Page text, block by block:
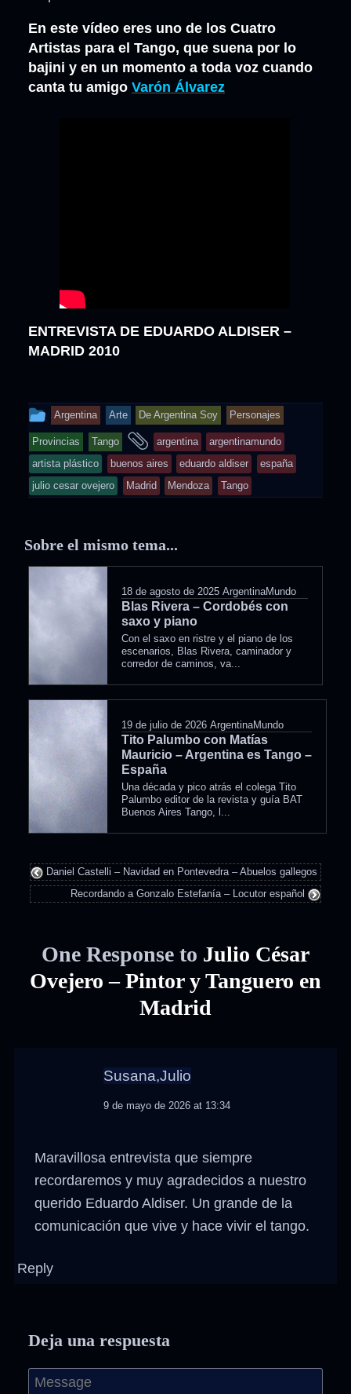
En este vídeo eres uno de los Cuatro
Artistas para el Tango, que suena por lo
bajini y en un momento a toda voz cuando
canta tu amigo Varón Álvarez
ENTREVISTA DE EDUARDO ALDISER –
MADRID 2010
This
entry
was
posted
in
Argentina Arte De Argentina Soy Personajes
Provincias Tango
and
tagged
argentina
argentinamundo
artista plástico
buenos aires eduardo aldiser
españa
julio cesar ovejero
Madrid Mendoza Tango
Sobre el mismo tema...
18 de agosto de 2025 ArgentinaMundo
Blas Rivera – Cordobés con
saxo y piano
Con el saxo en ristre y el piano de los
escenarios, Blas Rivera, caminador y
corredor de caminos, va...
19 de julio de 2026 ArgentinaMundo
Tito Palumbo con Matías
Mauricio – Argentina es Tango –
España
Una década y pico atrás el colega Tito
Palumbo editor de la revista y guía BAT
Buenos Aires Tango, l...
Daniel Castelli – Navidad en Pontevedra – Abuelos gallegos
Recordando a Gonzalo Estefanía – Locutor español
One Response to Julio César
Ovejero – Pintor y Tanguero en
Madrid
Susana,Julio
9 de mayo de 2026 at 13:34
Maravillosa entrevista que siempre
recordaremos y muy agradecidos a nuestro
querido Eduardo Aldiser. Un grande de la
comunicación que vive y hace vivir el tango.
Reply
Deja una respuesta